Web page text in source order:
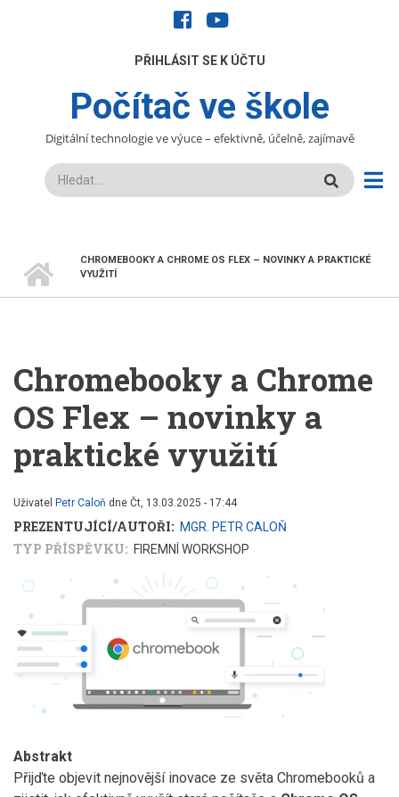
facebookyoutube
UŽIVATELÉPŘIHLÁSIT SE K ÚČTU
Počítač ve škole
Digitální technologie ve výuce – efektivně, účelně, zajímavě
Hledat
DROBEČKOVÁ
NAVIGACE
CHROMEBOOKY A CHROME OS FLEX – NOVINKY A PRAKTICKÉ
VYUŽITÍ
Chromebooky a Chrome
OS Flex – novinky a
praktické využití
Uživatel Petr Caloň dne Čt, 13.03.2025 - 17:44
PREZENTUJÍCÍ/AUTOŘI MGR. PETR CALOŇ
TYP PŘÍSPĚVKU FIREMNÍ WORKSHOP
Abstrakt
Přijďte objevit nejnovější inovace ze světa Chromebooků a